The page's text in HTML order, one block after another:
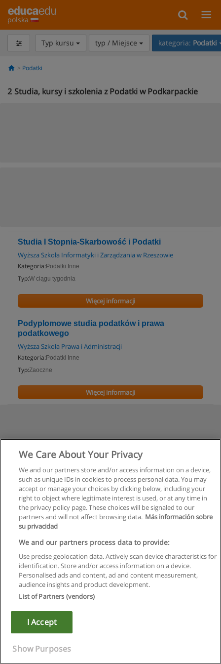
polska
Typ kursu typ / Miejsce kategoria: Podatki
Podatki
2 Studia, kursy i szkolenia z Podatki w Podkarpackie
Studia I Stopnia-Skarbowość i Podatki
Wyższa Szkoła Informatyki i Zarządzania w Rzeszowie
Kategoria: Podatki Inne
Typ:W ciągu tygodnia
Więcej informacji
Podyplomowe studia podatków i prawa
podatkowego
Wyższa Szkoła Prawa i Administracji
Kategoria: Podatki Inne
Typ:Zaoczne
Więcej informacji
Regulamin
Polityka ochrony danych osobowych
Copyright © Educaedu Business S.L. - CIF : B-95610580: -
We Care About Your Privacy
We and our partners store and/or access information on a device,
such as unique IDs in cookies to process personal data. You may
accept or manage your choices by clicking below, including your
right to object where legitimate interest is used, or at any time in
the privacy policy page. These choices will be signaled to our
partners and will not affect browsing data. Más información sobre
su privacidad
We and our partners process data to provide:
Use precise geolocation data. Actively scan device characteristics for
identification. Store and/or access information on a device.
Personalised ads and content, ad and content measurement,
audience insights and product development.
List of Partners (vendors)
I Accept
Show Purposes